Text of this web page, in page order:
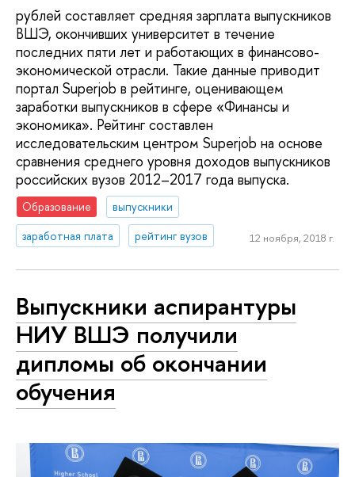
рублей составляет средняя зарплата выпускников
ВШЭ, окончивших университет в течение
последних пяти лет и работающих в финансово-
экономической отрасли. Такие данные приводит
портал Superjob в рейтинге, оценивающем
заработки выпускников в сфере «Финансы и
экономика». Рейтинг составлен
исследовательским центром Superjob на основе
сравнения среднего уровня доходов выпускников
российских вузов 2012–2017 года выпуска.
Образование
выпускники
заработная плата
рейтинг вузов 12 ноября, 2018 г.
Выпускники аспирантуры
НИУ ВШЭ получили
дипломы об окончании
обучения